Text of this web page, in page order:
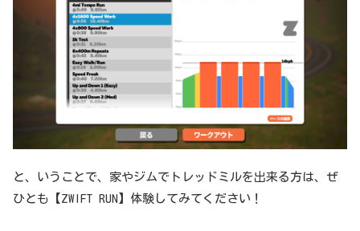
と、いうことで、家やジムでトレッドミルを出来る方は、ぜ
ひとも【ZWIFT RUN】体験してみてください！